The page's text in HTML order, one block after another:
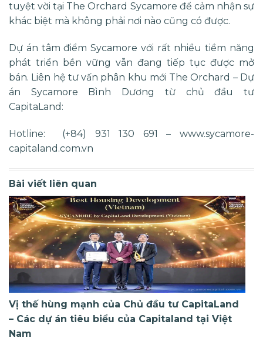
tuyệt vời tại The Orchard Sycamore để cảm nhận sự
khác biệt mà không phải nơi nào cũng có được.
Dự án tâm điểm Sycamore với rất nhiều tiềm năng
phát triển bền vững vẫn đang tiếp tục được mở
bán. Liên hệ tư vấn phân khu mới The Orchard – Dự
án Sycamore Bình Dương từ chủ đầu tư
CapitaLand:
Hotline: (+84) 931 130 691 – www.sycamore-
capitaland.com.vn
Bài viết liên quan
Vị thế hùng mạnh của Chủ đầu tư CapitaLand
– Các dự án tiêu biểu của Capitaland tại Việt
Nam